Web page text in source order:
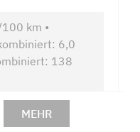
km •
6,0
138
MEHR